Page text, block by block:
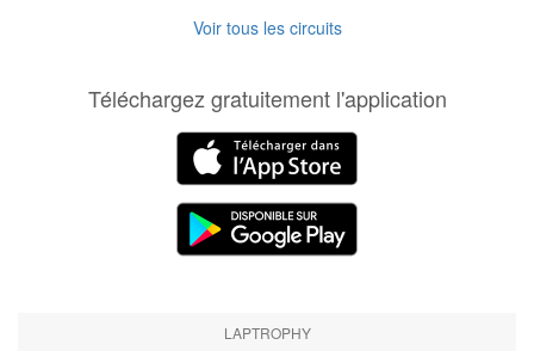
Voir tous les circuits
Téléchargez gratuitement l'application
LAPTROPHY